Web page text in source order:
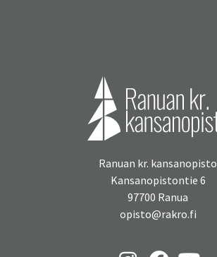
Ranuan kr. kansanopisto
Kansanopistontie 6
97700 Ranua
opisto@rakro.fi